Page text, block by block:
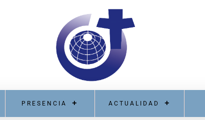
PRESENCIA ACTUALIDAD